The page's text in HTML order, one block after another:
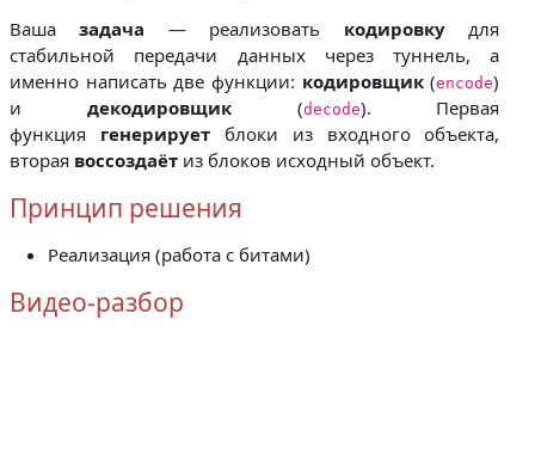
Вашазадача — реализовать кодировкудля
стабильной передачи данных через туннель, а
именно написать две функции: кодировщик(encode)
и декодировщик(decode). Первая
функция генерируетблоки из входного объекта,
вторая воссоздаёт из блоков исходный объект.
Принцип решения
Реализация (работа с битами)
Видео-разбор